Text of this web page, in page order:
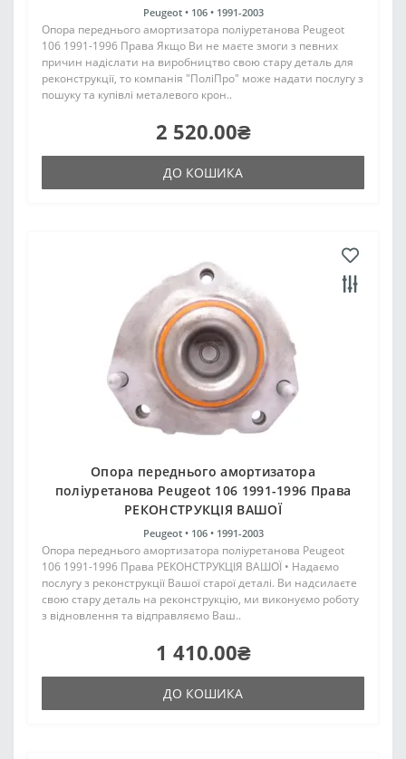
Peugeot • 106 • 1991-2003
Опора переднього амортизатора поліуретанова Peugeot
106 1991-1996 Права Якщо Ви не маєте змоги з певних
причин надіслати на виробництво свою стару деталь для
реконструкції, то компанія "ПоліПро" може надати послугу з
пошуку та купівлі металевого крон..
2 520.00₴
ДО КОШИКА
Опора переднього амортизатора
поліуретанова Peugeot 106 1991-1996 Права
РЕКОНСТРУКЦІЯ ВАШОЇ
Peugeot • 106 • 1991-2003
Опора переднього амортизатора поліуретанова Peugeot
106 1991-1996 Права РЕКОНСТРУКЦІЯ ВАШОЇ • Надаємо
послугу з реконструкції Вашої старої деталі. Ви надсилаєте
свою стару деталь на реконструкцію, ми виконуємо роботу
з відновлення та відправляємо Ваш..
1 410.00₴
ДО КОШИКА